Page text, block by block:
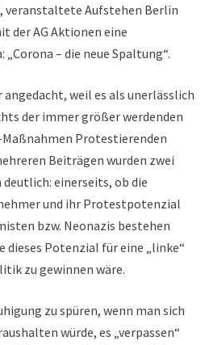
veranstaltete Aufstehen Berlin
der AG Aktionen eine
– die neue Spaltung“.
angedacht, weil es als unerlässlich
der immer größer werdenden
Maßnahmen Protestierenden
Beiträgen wurden zwei
einerseits, ob die
und ihr Protestpotenzial
bzw. Neonazis bestehen
dieses Potenzial für eine „linke“
zu gewinnen wäre.
zu spüren, wenn man sich
würde, es „verpassen“